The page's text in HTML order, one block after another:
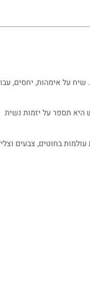
שיח על אימהות, יחסים,
היא תספר על יזמות נשית
בחוטים, צבעים